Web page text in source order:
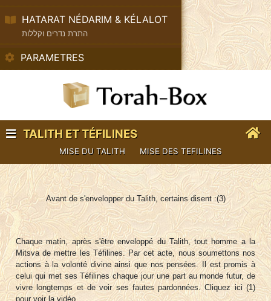
HATARAT NÉDARIM & KÉLALOT
התרת נדרים וקללות
PARAMETRES
TALITH ET TÉFILINES
MISE DU TALITH MISE DES TEFILINES
Avant de s'envelopper du Talith, certains disent :(3)
Chaque matin, après s'être enveloppé du Talith, tout homme a la
Mitsva de mettre les Téfilines. Par cet acte, nous soumettons nos
actions à la volonté divine ainsi que nos pensées. Il est promis à
celui qui met ses Téfilines chaque jour une part au monde futur, de
vivre longtemps et de voir ses fautes pardonnées. Cliquez ici (1)
pour voir la vidéo